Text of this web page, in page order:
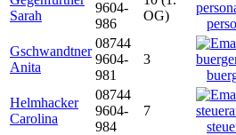
Sarah
9604-
986
OG)
Gschwandtner
Anita
08744
9604-
981
3
Helmhacker
Carolina
08744
9604-
984
7